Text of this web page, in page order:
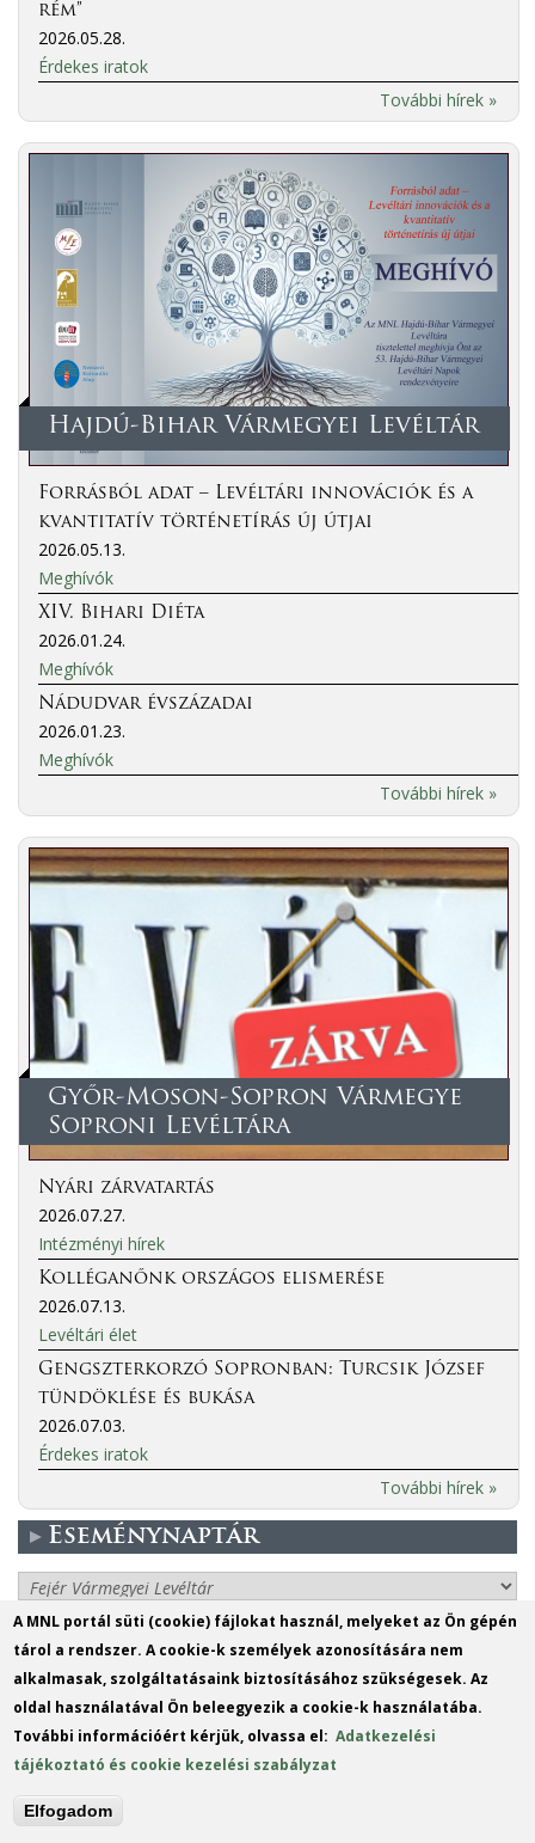
rém”
2026.05.28.
Érdekes iratok
További hírek »
Hajdú-Bihar Vármegyei Levéltár
Forrásból adat – Levéltári innovációk és a
kvantitatív történetírás új útjai
2026.05.13.
Meghívók
XIV. Bihari Diéta
2026.01.24.
Meghívók
Nádudvar évszázadai
2026.01.23.
Meghívók
További hírek »
Győr-Moson-Sopron Vármegye
Soproni Levéltára
Nyári zárvatartás
2026.07.27.
Intézményi hírek
Kolléganőnk országos elismerése
2026.07.13.
Levéltári élet
Gengszterkorzó Sopronban: Turcsik József
tündöklése és bukása
2026.07.03.
Érdekes iratok
További hírek »
Eseménynaptár
More events
MO
DI MI DO FR SA
1
2
3
4 5 6 7 8
17
18
A MNL portál süti (cookie) fájlokat használ, melyeket az Ön gépén
tárol a rendszer. A cookie-k személyek azonosítására nem
alkalmasak, szolgáltatásaink biztosításához szükségesek. Az
oldal használatával Ön beleegyezik a cookie-k használatába.
További információért kérjük, olvassa el:Adatkezelési
tájékoztató és cookie kezelési szabályzat
Elfogadom